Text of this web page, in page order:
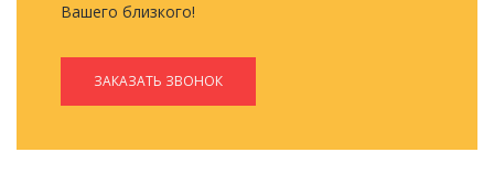
Вашего близкого!
ЗАКАЗАТЬ ЗВОНОК